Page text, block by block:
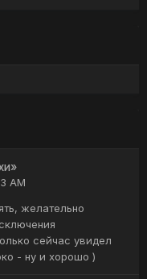
AM
желательно
сейчас увидел
- ну и хорошо )